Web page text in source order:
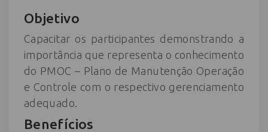
Objetivo
Capacitar os participantes demonstrando a
importância que representa o conhecimento
do PMOC – Plano de Manutenção Operação
e Controle com o respectivo gerenciamento
adequado.
Benefícios